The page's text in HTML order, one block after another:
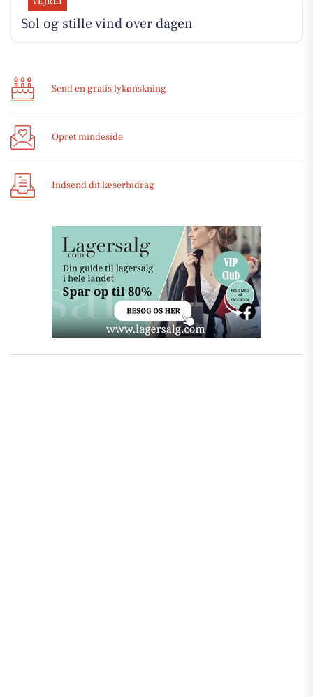
Sol og stille vind over dagen
Send en gratis lykønskning
Opret mindeside
Indsend dit læserbidrag